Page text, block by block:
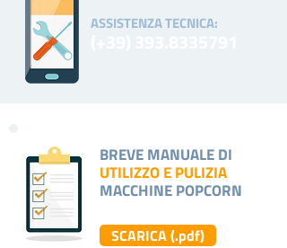
ASSISTENZA TECNICA:
BREVE MANUALE DI
UTILIZZO E PULIZIA
MACCHINE POPCORN
SCARICA (.pdf)